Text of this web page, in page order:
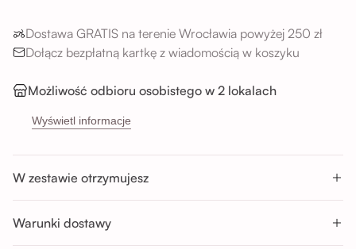
Dostawa GRATIS na terenie Wrocławia powyżej 250 zł
Dołącz bezpłatną kartkę z wiadomością w koszyku
Możliwość odbioru osobistego w 2 lokalach
Sikorskiego 5H, 53-659 Wrocław
Godziny odbioru:
Pon-Sob : 11:00 - 14:00; 14:00 - 17:00; 17:00 - 20:00
Nd : 11:00 - 14:00; 14:00 - 17:00
Wyświetl informacje
W zestawie otrzymujesz
Warunki dostawy